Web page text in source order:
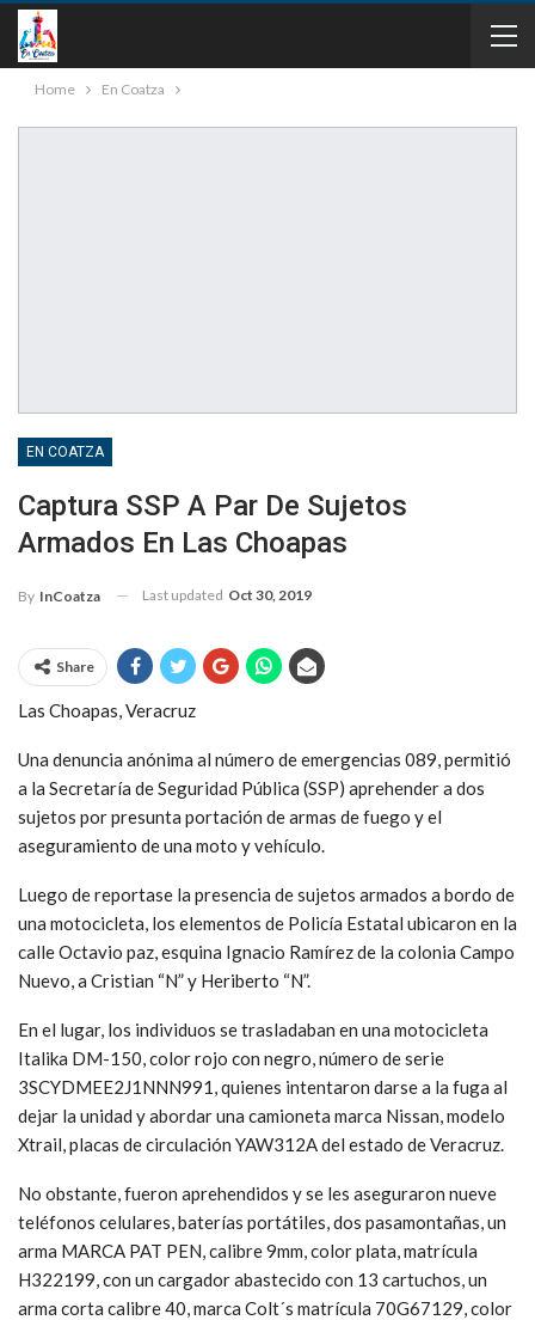
Home En Coatza
EN COATZA
Captura SSP A Par De Sujetos
Armados En Las Choapas
By InCoatza Last updated Oct 30, 2019
Share
Las Choapas, Veracruz
Una denuncia anónima al número de emergencias 089, permitió
a la Secretaría de Seguridad Pública (SSP) aprehender a dos
sujetos por presunta portación de armas de fuego y el
aseguramiento de una moto y vehículo.
Luego de reportase la presencia de sujetos armados a bordo de
una motocicleta, los elementos de Policía Estatal ubicaron en la
calle Octavio paz, esquina Ignacio Ramírez de la colonia Campo
Nuevo, a Cristian “N” y Heriberto “N”.
En el lugar, los individuos se trasladaban en una motocicleta
Italika DM-150, color rojo con negro, número de serie
3SCYDMEE2J1NNN991, quienes intentaron darse a la fuga al
dejar la unidad y abordar una camioneta marca Nissan, modelo
Xtrail, placas de circulación YAW312A del estado de Veracruz.
No obstante, fueron aprehendidos y se les aseguraron nueve
teléfonos celulares, baterías portátiles, dos pasamontañas, un
arma MARCA PAT PEN, calibre 9mm, color plata, matrícula
H322199, con un cargador abastecido con 13 cartuchos, un
arma corta calibre 40, marca Colt´s matrícula 70G67129, color